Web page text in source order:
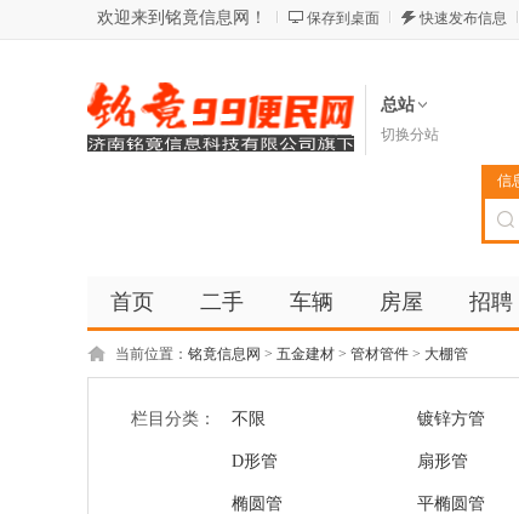
欢迎来到铭竟信息网！ 保存到桌面 快速发布信息
总站
切换分站
信
首页 二手 车辆 房屋 招聘
当前位置： 铭竟信息网 > 五金建材 > 管材管件 > 大棚管
栏目分类： 不限 镀锌方管
D形管 扇形管
椭圆管 平椭圆管